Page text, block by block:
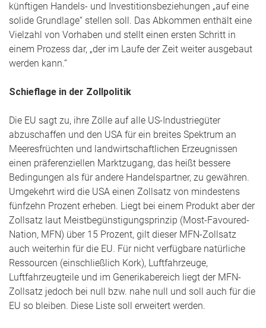
künftigen Handels- und Investitionsbeziehungen „auf eine
solide Grundlage“ stellen soll. Das Abkommen enthält eine
Vielzahl von Vorhaben und stellt einen ersten Schritt in
einem Prozess dar, „der im Laufe der Zeit weiter ausgebaut
werden kann.“
Schieflage in der Zollpolitik
Die EU sagt zu, ihre Zölle auf alle US-Industriegüter
abzuschaffen und den USA für ein breites Spektrum an
Meeresfrüchten und landwirtschaftlichen Erzeugnissen
einen präferenziellen Marktzugang, das heißt bessere
Bedingungen als für andere Handelspartner, zu gewähren.
Umgekehrt wird die USA einen Zollsatz von mindestens
fünfzehn Prozent erheben. Liegt bei einem Produkt aber der
Zollsatz laut Meistbegünstigungsprinzip (Most-Favoured-
Nation, MFN) über 15 Prozent, gilt dieser MFN-Zollsatz
auch weiterhin für die EU. Für nicht verfügbare natürliche
Ressourcen (einschließlich Kork), Luftfahrzeuge,
Luftfahrzeugteile und im Generikabereich liegt der MFN-
Zollsatz jedoch bei null bzw. nahe null und soll auch für die
EU so bleiben. Diese Liste soll erweitert werden.